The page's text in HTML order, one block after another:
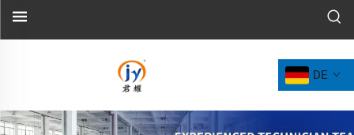
DE